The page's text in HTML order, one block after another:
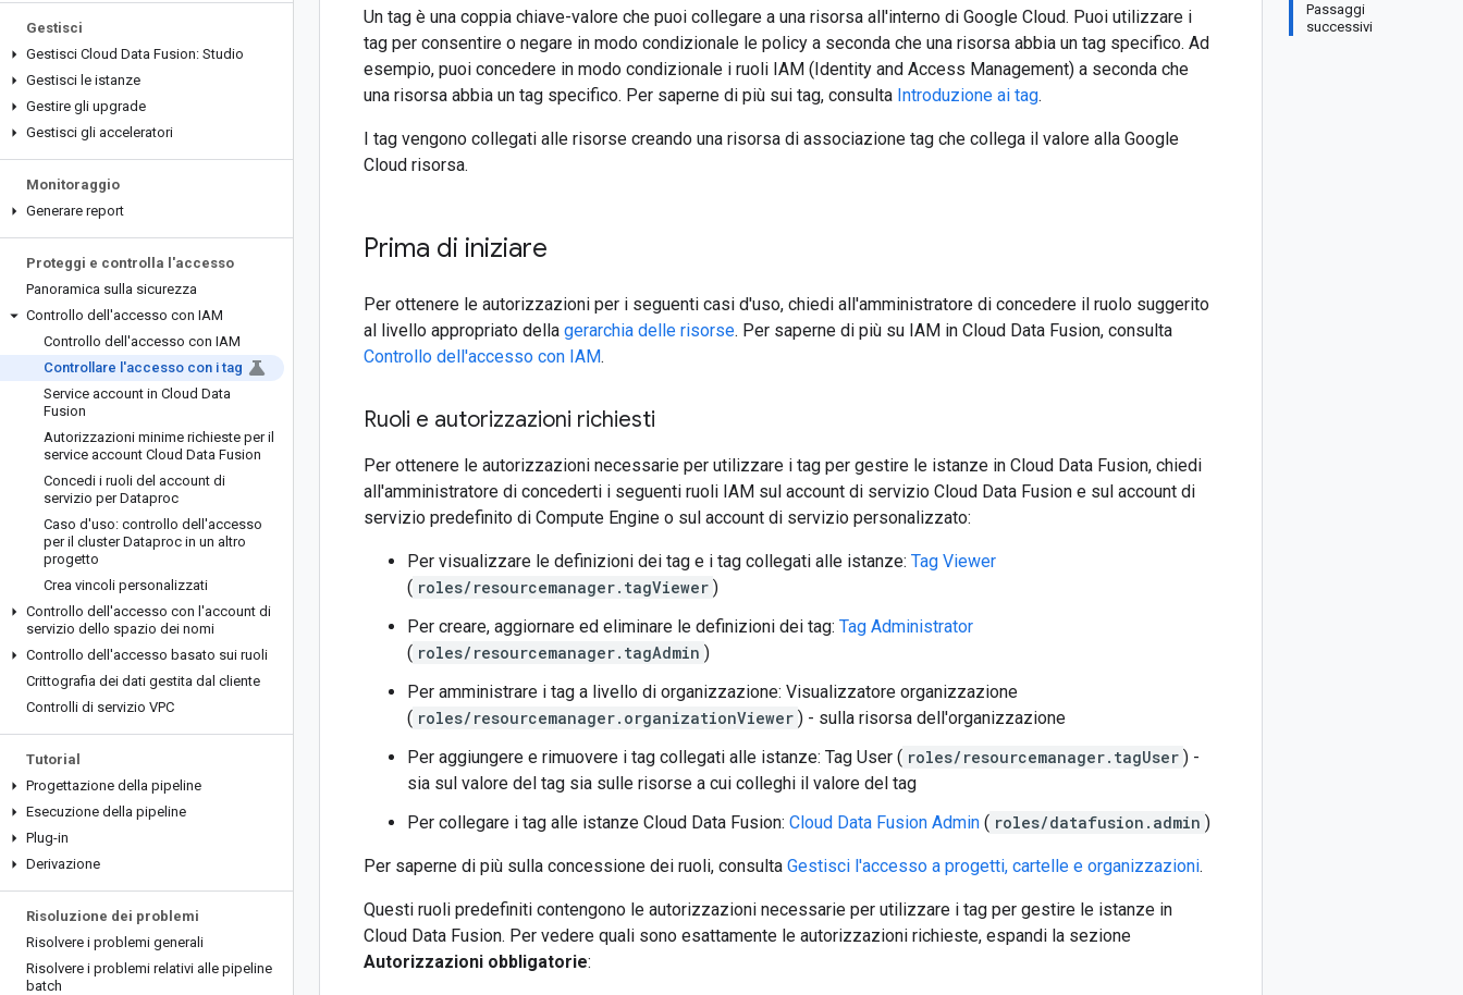
Gestisci
Gestisci Cloud Data Fusion: Studio
Gestisci le istanze
Gestire gli upgrade
Gestisci gli acceleratori
Monitoraggio
Generare report
Proteggi e controlla l'accesso
Panoramica sulla sicurezza
Controllo dell'accesso con IAM
Controllo dell'accesso con IAM
Controllare l'accesso con i tag
Service account in Cloud Data
Fusion
Autorizzazioni minime richieste per il
service account Cloud Data Fusion
Concedi i ruoli del account di
servizio per Dataproc
Caso d'uso: controllo dell'accesso
per il cluster Dataproc in un altro
progetto
Crea vincoli personalizzati
Controllo dell'accesso con l'account di
servizio dello spazio dei nomi
Controllo dell'accesso basato sui ruoli
Crittografia dei dati gestita dal cliente
Controlli di servizio VPC
Tutorial
Progettazione della pipeline
Esecuzione della pipeline
Plug-in
Derivazione
Risoluzione dei problemi
Risolvere i problemi generali
Risolvere i problemi relativi alle pipeline
batch
Passaggi
successivi
Un tag è una coppia chiave-valore che puoi collegare a una risorsa all'interno di Google Cloud. Puoi utilizzare i
tag per consentire o negare in modo condizionale le policy a seconda che una risorsa abbia un tag specifico. Ad
esempio, puoi concedere in modo condizionale i ruoli IAM (Identity and Access Management) a seconda che
una risorsa abbia un tag specifico. Per saperne di più sui tag, consulta Introduzione ai tag.
I tag vengono collegati alle risorse creando una risorsa di associazione tag che collega il valore alla Google
Cloud risorsa.
Prima di iniziare
Per ottenere le autorizzazioni per i seguenti casi d'uso, chiedi all'amministratore di concedere il ruolo suggerito
al livello appropriato della gerarchia delle risorse. Per saperne di più su IAM in Cloud Data Fusion, consulta
Controllo dell'accesso con IAM.
Ruoli e autorizzazioni richiesti
Per ottenere le autorizzazioni necessarie per utilizzare i tag per gestire le istanze in Cloud Data Fusion, chiedi
all'amministratore di concederti i seguenti ruoli IAM sul account di servizio Cloud Data Fusion e sul account di
servizio predefinito di Compute Engine o sul account di servizio personalizzato:
Per visualizzare le definizioni dei tag e i tag collegati alle istanze: Tag Viewer
( roles/resourcemanager.tagViewer )
Per creare, aggiornare ed eliminare le definizioni dei tag: Tag Administrator
( roles/resourcemanager.tagAdmin )
Per amministrare i tag a livello di organizzazione: Visualizzatore organizzazione
( roles/resourcemanager.organizationViewer ) - sulla risorsa dell'organizzazione
Per aggiungere e rimuovere i tag collegati alle istanze: Tag User ( roles/resourcemanager.tagUser ) -
sia sul valore del tag sia sulle risorse a cui colleghi il valore del tag
Per collegare i tag alle istanze Cloud Data Fusion: Cloud Data Fusion Admin ( roles/datafusion.admin )
Per saperne di più sulla concessione dei ruoli, consulta Gestisci l'accesso a progetti, cartelle e organizzazioni.
Questi ruoli predefiniti contengono le autorizzazioni necessarie per utilizzare i tag per gestire le istanze in
Cloud Data Fusion. Per vedere quali sono esattamente le autorizzazioni richieste, espandi la sezione
Autorizzazioni obbligatorie: